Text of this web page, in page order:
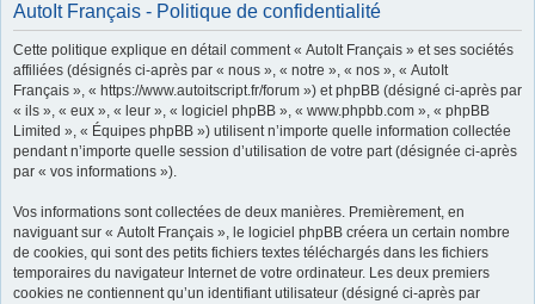
h
r
AutoIt Français - Politique de confidentialité
Cette politique explique en détail comment « AutoIt Français » et ses sociétés
affiliées (désignés ci-après par « nous », « notre », « nos », « AutoIt
Français », « https://www.autoitscript.fr/forum ») et phpBB (désigné ci-après par
« ils », « eux », « leur », « logiciel phpBB », « www.phpbb.com », « phpBB
Limited », « Équipes phpBB ») utilisent n’importe quelle information collectée
pendant n’importe quelle session d’utilisation de votre part (désignée ci-après
par « vos informations »).
Vos informations sont collectées de deux manières. Premièrement, en
naviguant sur « AutoIt Français », le logiciel phpBB créera un certain nombre
de cookies, qui sont des petits fichiers textes téléchargés dans les fichiers
temporaires du navigateur Internet de votre ordinateur. Les deux premiers
cookies ne contiennent qu’un identifiant utilisateur (désigné ci-après par